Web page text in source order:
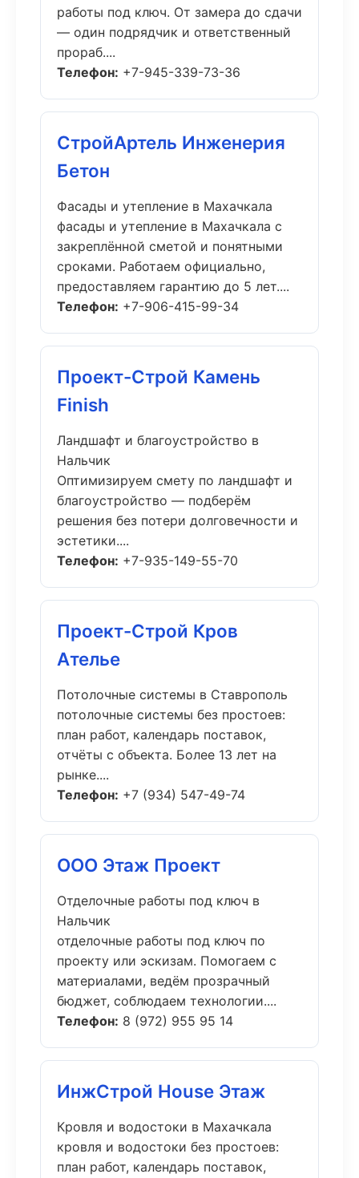
работы под ключ. От замера до сдачи
— один подрядчик и ответственный
прораб....
Телефон: +7-945-339-73-36
СтройАртель Инженерия
Бетон
Фасады и утепление в Махачкала
фасады и утепление в Махачкала с
закреплённой сметой и понятными
сроками. Работаем официально,
предоставляем гарантию до 5 лет....
Телефон: +7-906-415-99-34
Проект-Строй Камень
Finish
Ландшафт и благоустройство в
Нальчик
Оптимизируем смету по ландшафт и
благоустройство — подберём
решения без потери долговечности и
эстетики....
Телефон: +7-935-149-55-70
Проект-Строй Кров
Ателье
Потолочные системы в Ставрополь
потолочные системы без простоев:
план работ, календарь поставок,
отчёты с объекта. Более 13 лет на
рынке....
Телефон: +7 (934) 547-49-74
ООО Этаж Проект
Отделочные работы под ключ в
Нальчик
отделочные работы под ключ по
проекту или эскизам. Помогаем с
материалами, ведём прозрачный
бюджет, соблюдаем технологии....
Телефон: 8 (972) 955 95 14
ИнжСтрой House Этаж
Кровля и водостоки в Махачкала
кровля и водостоки без простоев:
план работ, календарь поставок,